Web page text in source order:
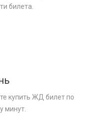
билета.
купить ЖД билет по
минут.